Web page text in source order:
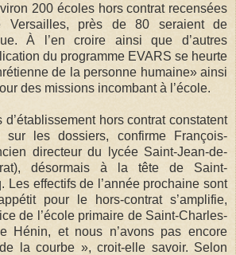
200 écoles hors contrat recensées
Versailles, près de 80 seraient de
À l’en croire ainsi que d’autres
du programme EVARS se heurte
de la personne humaine» ainsi
des missions incombant à l’école.
d’établissement hors contrat constatent
sur les dossiers, confirme François-
directeur du lycée Saint-Jean-de-
désormais à la tête de Saint-
Les effectifs de l’année prochaine sont
pour le hors-contrat s’amplifie,
de l’école primaire de Saint-Charles-
Hénin, et nous n’avons pas encore
la courbe », croit-elle savoir. Selon